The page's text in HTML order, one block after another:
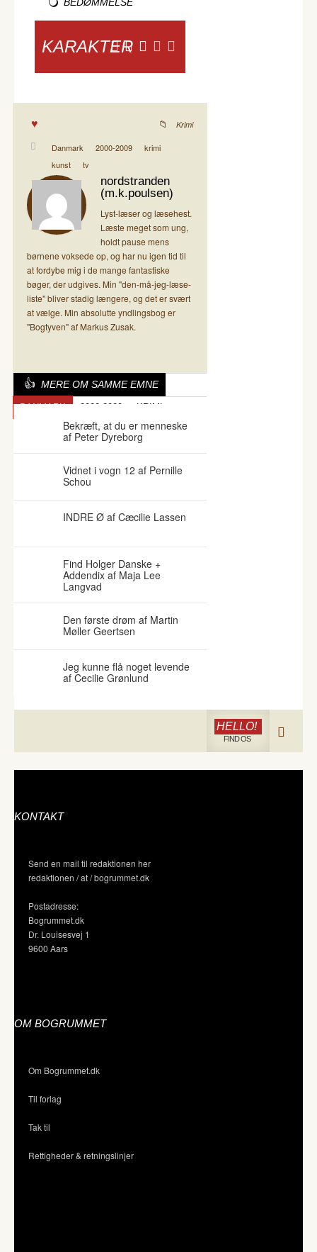
KARAKTER
Krimi
Danmark 2000-2009
krimi
kunst
tv
nordstranden
(m.k.poulsen)
Lyst-læser og læsehest.
Læste meget som ung,
holdt pause mens
børnene voksede op, og har nu igen tid til
at fordybe mig i de mange fantastiske
bøger, der udgives. Min "den-må-jeg-læse-
liste" bliver stadig længere, og det er svært
at vælge. Min absolutte yndlingsbog er
"Bogtyven" af Markus Zusak.
MERE OM SAMME EMNE
DANMARK 2000-2009 KRIMI
Bekræft, at du er menneske
af Peter Dyreborg
Vidnet i vogn 12 af Pernille
Schou
INDRE Ø af Cæcilie Lassen
Find Holger Danske +
Addendix af Maja Lee
Langvad
Den første drøm af Martin
Møller Geertsen
Jeg kunne flå noget levende
af Cecilie Grønlund
HELLO!
FIND OS
KONTAKT
Send en mail til redaktionen her
redaktionen / at / bogrummet.dk
Postadresse:
Bogrummet.dk
Dr. Louisesvej 1
9600 Aars
OM BOGRUMMET
Om Bogrummet.dk
Til forlag
Tak til
Rettigheder & retningslinjer